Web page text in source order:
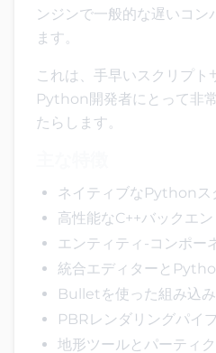
ンジンで一般的な遅いコン
ます。
これは、手早いスクリプト
Python開発者にとって非
たらします。
ネイティブなPythonス
高性能なC++バックエン
エンティティ-コンポー
統合エディターと
Bulletを使った組み込
PBRレンダリングパイ
地形ツールとパーティ